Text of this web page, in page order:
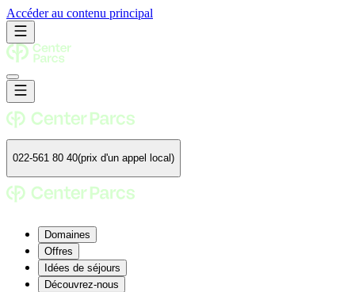
Accéder au contenu principal
022-561 80 40(prix d'un appel local)
Domaines
Offres
Idées de séjours
Découvrez-nous